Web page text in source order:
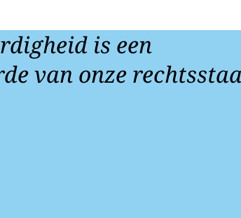
is een
van onze